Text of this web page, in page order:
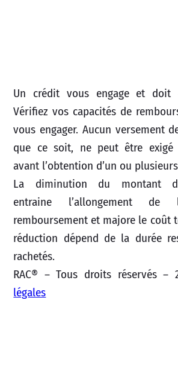
Un crédit vous engage et doit
Vérifiez vos capacités de
vous engager. Aucun versement
que ce soit, ne peut être exigé
avant l’obtention d’un ou
La diminution du montant
entraine l’allongement
remboursement et majore le coût
réduction dépend de la durée
rachetés.
RAC® – Tous droits réservés –
légales